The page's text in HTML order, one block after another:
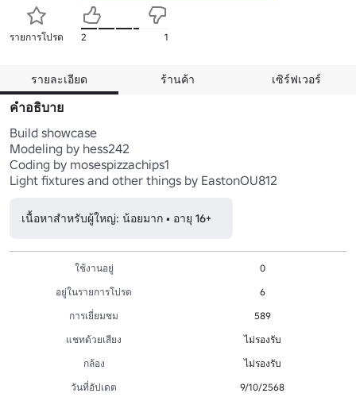
รายการโปรด 2 1
รายละเอียด ร้านค้า เซิร์ฟเวอร์
คำอธิบาย
Build showcase
Modeling by hess242
Coding by mosespizzachips1
เนื้อหาสำหรับผู้ใหญ่: น้อยมาก • อายุ 16+
ใช้งานอยู่
0
อยู่ในรายการโปรด
6
การเยี่ยมชม
589
แชทด้วยเสียง
ไม่รองรับ
กล้อง
ไม่รองรับ
วันที่อัปเดต
9/10/2568